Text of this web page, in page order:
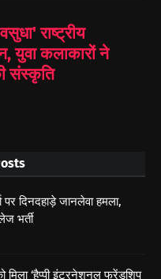
राष्ट्रीय
युवा कलाकारों ने
संस्कृति
पर दिनदहाड़े जानलेवा हमला,
भर्ती
मिला ‘हैप्पी इंटरनेशनल फ्रेंडशिप